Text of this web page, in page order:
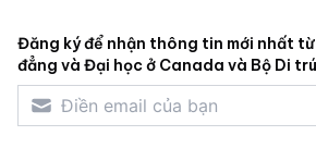
Đăng ký để nhận thông tin mới nhất
đẳng và Đại học ở Canada và Bộ Di